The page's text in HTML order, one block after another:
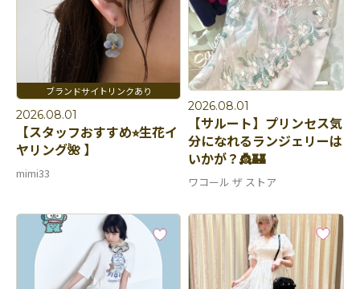
2026.08.01
【スタッフおすすめ⭐︎生花イ
ヤリング🌺 】
mimi33
2026.08.01
【サルート】プリンセス気
分になれるランジェリーは
いかが？👸🏰
ワコール ザ ストア